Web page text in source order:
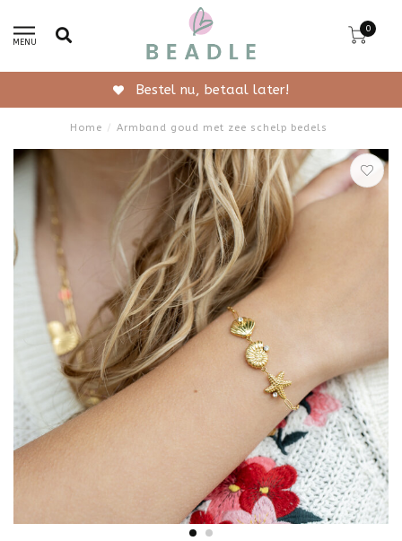
MENU
0
Gratis verzending vanaf 50,-
Home / Armband goud met zee schelp bedels